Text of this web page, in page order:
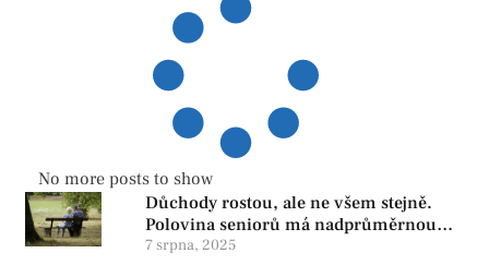
No more posts to show
Důchody rostou, ale ne všem stejně.
Polovina seniorů má nadprůměrnou
penzi, tisíce však žijí pod hranicí
7 srpna, 2025